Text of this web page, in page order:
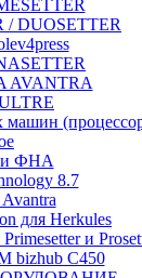
DUOSETTER
AVANTRA
машин
и ФНА
8.7
для Herkules
и
bizhub C450